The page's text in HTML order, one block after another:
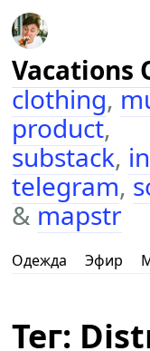
Vacations
clothing,
product,
substack,
telegram,
&mapstr
Одежда Эфир
Тег: